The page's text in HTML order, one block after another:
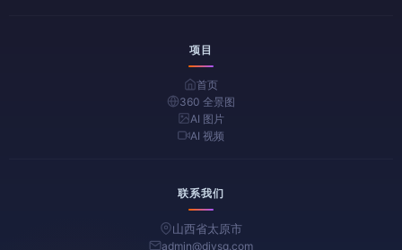
项目
首页
360 全景图
AI 图片
AI 视频
联系我们
山西省太原市
admin@diysq.com